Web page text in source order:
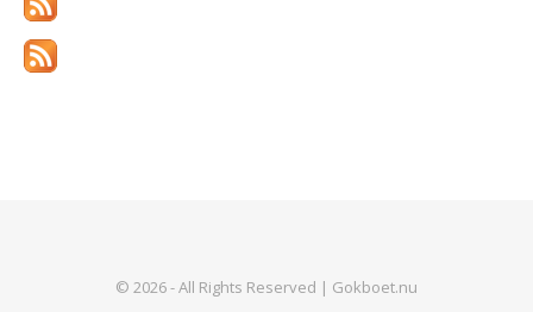
© 2026 - All Rights Reserved | Gokboet.nu